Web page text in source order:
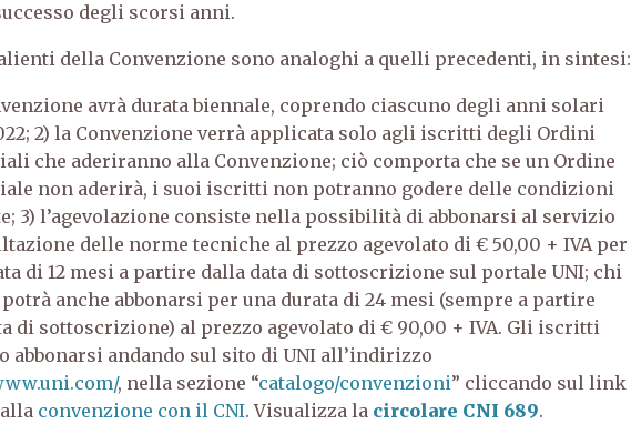
degli scorsi anni.
della Convenzione sono analoghi a quelli precedenti, in sintesi:
avrà durata biennale, coprendo ciascuno degli anni solari
2) la Convenzione verrà applicata solo agli iscritti degli Ordini
che aderiranno alla Convenzione; ciò comporta che se un Ordine
non aderirà, i suoi iscritti non potranno godere delle condizioni
3) l’agevolazione consiste nella possibilità di abbonarsi al servizio
delle norme tecniche al prezzo agevolato di € 50,00 + IVA per
di 12 mesi a partire dalla data di sottoscrizione sul portale UNI; chi
anche abbonarsi per una durata di 24 mesi (sempre a partire
di sottoscrizione) al prezzo agevolato di € 90,00 + IVA. Gli iscritti
abbonarsi andando sul sito di UNI all’indirizzo
, nella sezione “catalogo/convenzioni” cliccando sul link
convenzione con il CNI. Visualizza la circolare CNI 689.